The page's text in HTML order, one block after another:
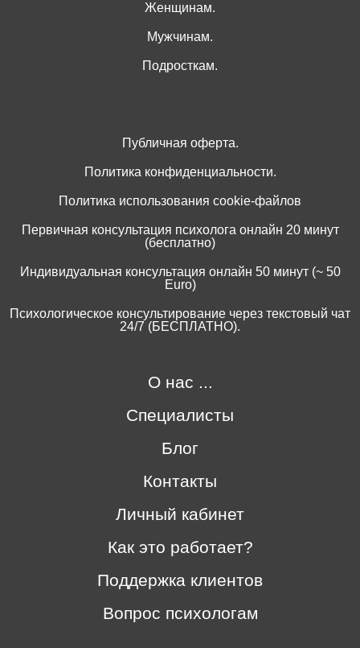
Женщинам.
Мужчинам.
Подросткам.
Публичная оферта.
Политика конфиденциальности.
Политика использования cookie-файлов
Первичная консультация психолога онлайн 20 минут
(бесплатно)
Индивидуальная консультация онлайн 50 минут (~ 50
Euro)
Психологическое консультирование через текстовый чат
24/7 (БЕСПЛАТНО).
О нас ...
Специалисты
Блог
Контакты
Личный кабинет
Как это работает?
Поддержка клиентов
Вопрос психологам